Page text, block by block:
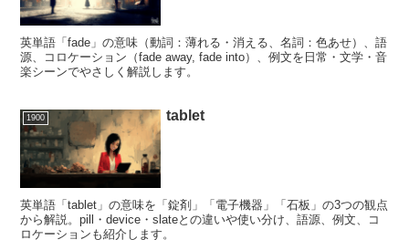
英単語「fade」の意味（動詞：薄れる・消える、名詞：色あせ）、語
源、コロケーション（fade away, fade into）、例文を日常・文学・音
楽シーンでやさしく解説します。
1900 tablet
英単語「tablet」の意味を「錠剤」「電子機器」「石板」の3つの観点
から解説。pill・device・slateとの違いや使い分け、語源、例文、コ
ロケーションも紹介します。